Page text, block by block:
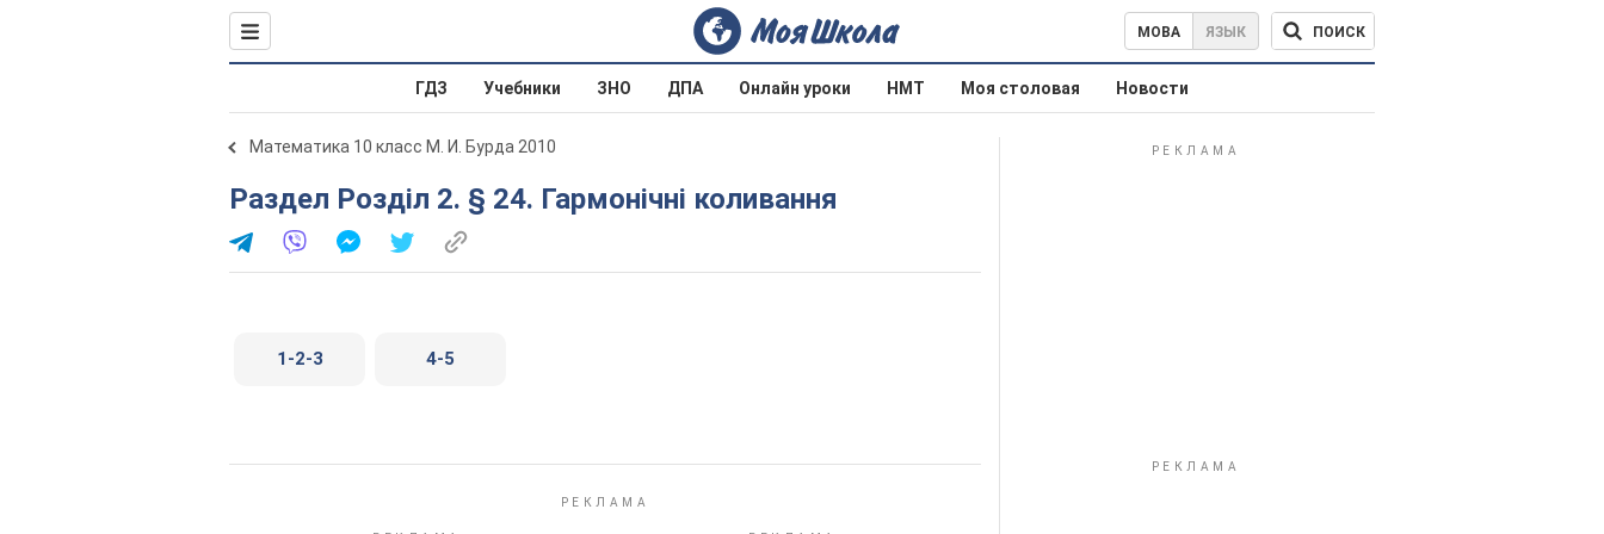
МОВА ЯЗЫК ПОИСК
ГДЗ Учебники ЗНО ДПА Онлайн уроки НМТ Моя столовая Новости
Математика 10 класс М. И. Бурда 2010
Раздел Розділ 2. § 24. Гармонічні коливання
1-2-3 4-5